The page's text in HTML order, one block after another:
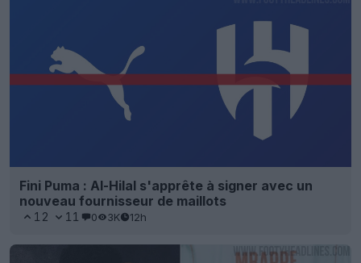
Fini Puma : Al-Hilal s'apprête à signer avec un
nouveau fournisseur de maillots
12 11 0 3K 12h